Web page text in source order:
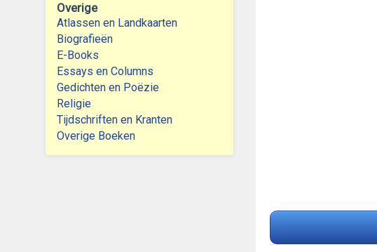
Overige
Atlassen en Landkaarten
Biografieën
E-Books
Essays en Columns
Gedichten en Poëzie
Religie
Tijdschriften en Kranten
Overige Boeken